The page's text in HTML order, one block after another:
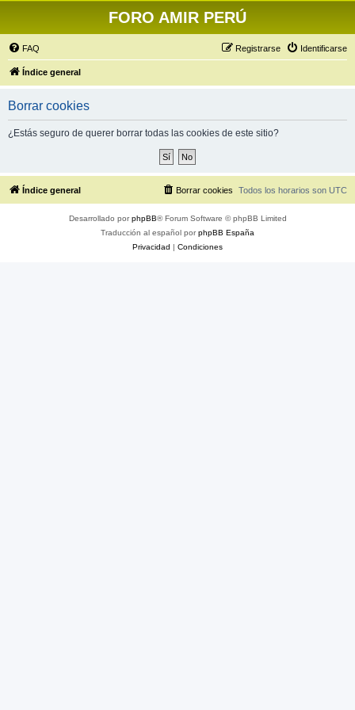
FORO AMIR PERÚ
FAQ Identificarse
Registrarse
Índice general
Borrar cookies
¿Estás seguro de querer borrar todas las cookies de este sitio?
Índice general Todos los horarios son UTC
Borrar cookies
Desarrollado porphpBB® Forum Software © phpBB Limited
Traducción al español porphpBB España
Privacidad | Condiciones